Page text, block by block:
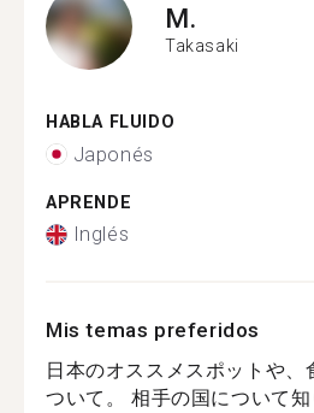
M.
Takasaki
HABLA FLUIDO
Japonés
APRENDE
Inglés
Mis temas preferidos
日本のオススメスポットや、
ついて。 相手の国について